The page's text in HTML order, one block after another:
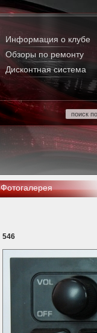
Информация о клубе
Обзоры по ремонту
Дисконтная система
Фотогалерея
546